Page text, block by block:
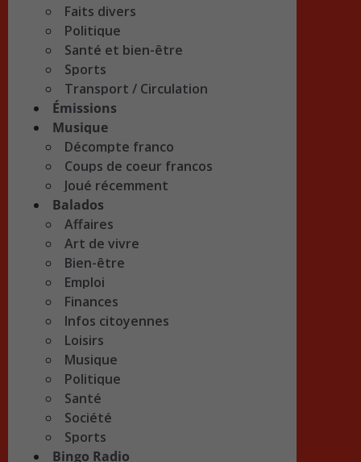
Faits divers
Politique
Santé et bien-être
Sports
Transport / Circulation
Émissions
Musique
Décompte franco
Coups de coeur francos
Joué récemment
Balados
Affaires
Art de vivre
Bien-être
Emploi
Finances
Infos citoyennes
Loisirs
Musique
Politique
Santé
Société
Sports
Bingo Radio